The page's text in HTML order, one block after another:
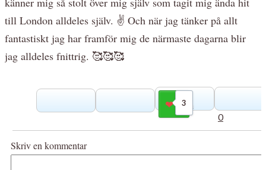
till London alldeles själv. ✌️ Och när jag tänker på allt
fantastiskt jag har framför mig de närmaste dagarna blir
jag alldeles fnittrig. 🥰🥰🥰
3
Gilla
0
Skriv en kommentar